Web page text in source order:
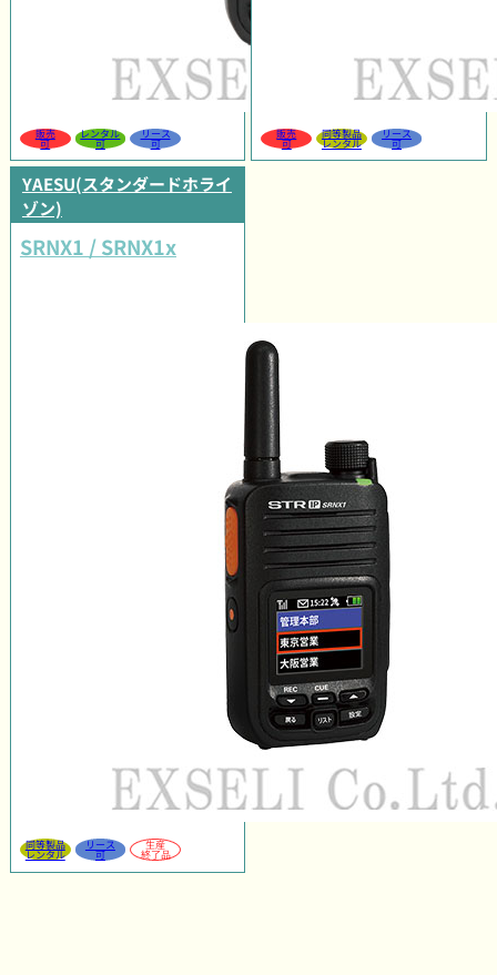
販売
可
レンタル
可
リース
可
販売
可
同等製品
レンタル
リース
可
YAESU(スタンダードホライ
ゾン)
SRNX1 / SRNX1x
同等製品
レンタル
リース
可
生産
終了品